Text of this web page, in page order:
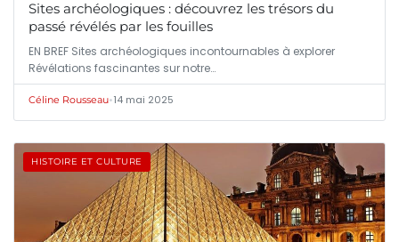
Sites archéologiques : découvrez les trésors du
passé révélés par les fouilles
EN BREF Sites archéologiques incontournables à explorer
Révélations fascinantes sur notre…
Céline Rousseau•14 mai 2025
HISTOIRE ET CULTURE